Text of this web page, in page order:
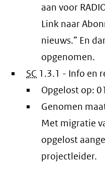
aan voor
Link naar
nieuws.” En
opgenomen.
SC 1.3.1 - Info en
Opgelost op:
Genomen
Met migratie
opgelost
projectleider.